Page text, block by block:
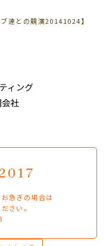
達との競演20141024】
急ぎの場合は
さい。